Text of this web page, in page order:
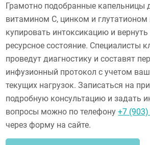
Грамотно подобранные капельницы
витамином С, цинком и
купировать интоксикацию и
ресурсное состояние. Специалисты
проведут диагностику и составят
инфузионный протокол с учетом
текущих нагрузок. Записаться на
подробную консультацию и задать
вопросы можно по телефону+7
через форму на сайте.